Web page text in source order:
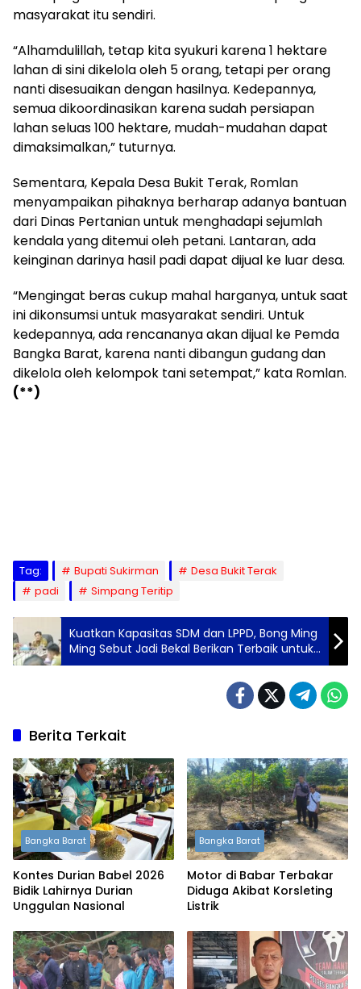
masyarakat itu sendiri.
“Alhamdulillah, tetap kita syukuri karena 1 hektare
lahan di sini dikelola oleh 5 orang, tetapi per orang
nanti disesuaikan dengan hasilnya. Kedepannya,
semua dikoordinasikan karena sudah persiapan
lahan seluas 100 hektare, mudah-mudahan dapat
dimaksimalkan,” tuturnya.
Sementara, Kepala Desa Bukit Terak, Romlan
menyampaikan pihaknya berharap adanya bantuan
dari Dinas Pertanian untuk menghadapi sejumlah
kendala yang ditemui oleh petani. Lantaran, ada
keinginan darinya hasil padi dapat dijual ke luar desa.
“Mengingat beras cukup mahal harganya, untuk saat
ini dikonsumsi untuk masyarakat sendiri. Untuk
kedepannya, ada rencananya akan dijual ke Pemda
Bangka Barat, karena nanti dibangun gudang dan
dikelola oleh kelompok tani setempat,” kata Romlan.
(**)
Tag: Bupati Sukirman
Desa Bukit Terak
padi
Simpang Teritip
Kuatkan Kapasitas SDM dan LPPD, Bong Ming
Ming Sebut Jadi Bekal Berikan Terbaik untuk
Babar
Berita Terkait
Bangka Barat
Kontes Durian Babel 2026
Bidik Lahirnya Durian
Unggulan Nasional
Bangka Barat
Motor di Babar Terbakar
Diduga Akibat Korsleting
Listrik